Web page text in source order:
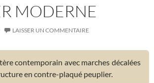
MODERNE
LAISSER UN COMMENTAIRE
contemporain avec marches décalées
en contre-plaqué peuplier.